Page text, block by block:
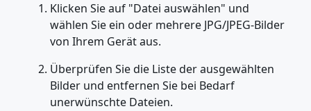
Klicken Sie auf "Datei auswählen" und
wählen Sie ein oder mehrere JPG/JPEG-Bilder
von Ihrem Gerät aus.
Überprüfen Sie die Liste der ausgewählten
Bilder und entfernen Sie bei Bedarf
unerwünschte Dateien.